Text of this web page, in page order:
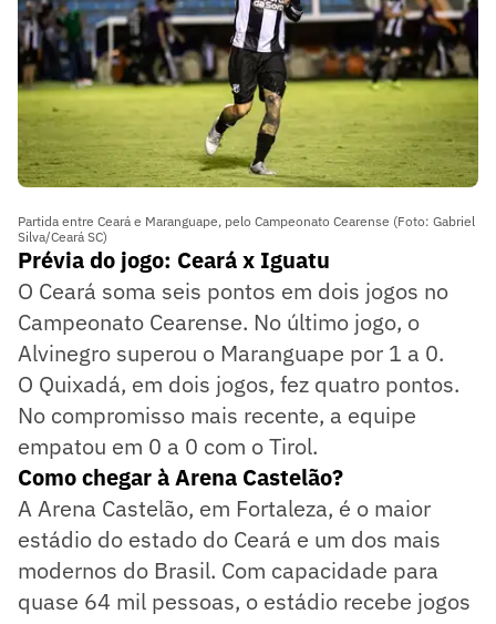
Partida entre Ceará e Maranguape, pelo Campeonato Cearense (Foto: Gabriel
Silva/Ceará SC)
Prévia do jogo: Ceará x Iguatu
O Ceará soma seis pontos em dois jogos no
Campeonato Cearense. No último jogo, o
Alvinegro superou o Maranguape por 1 a 0.
O Quixadá, em dois jogos, fez quatro pontos.
No compromisso mais recente, a equipe
empatou em 0 a 0 com o Tirol.
Como chegar à Arena Castelão?
A Arena Castelão, em Fortaleza, é o maior
estádio do estado do Ceará e um dos mais
modernos do Brasil. Com capacidade para
quase 64 mil pessoas, o estádio recebe jogos